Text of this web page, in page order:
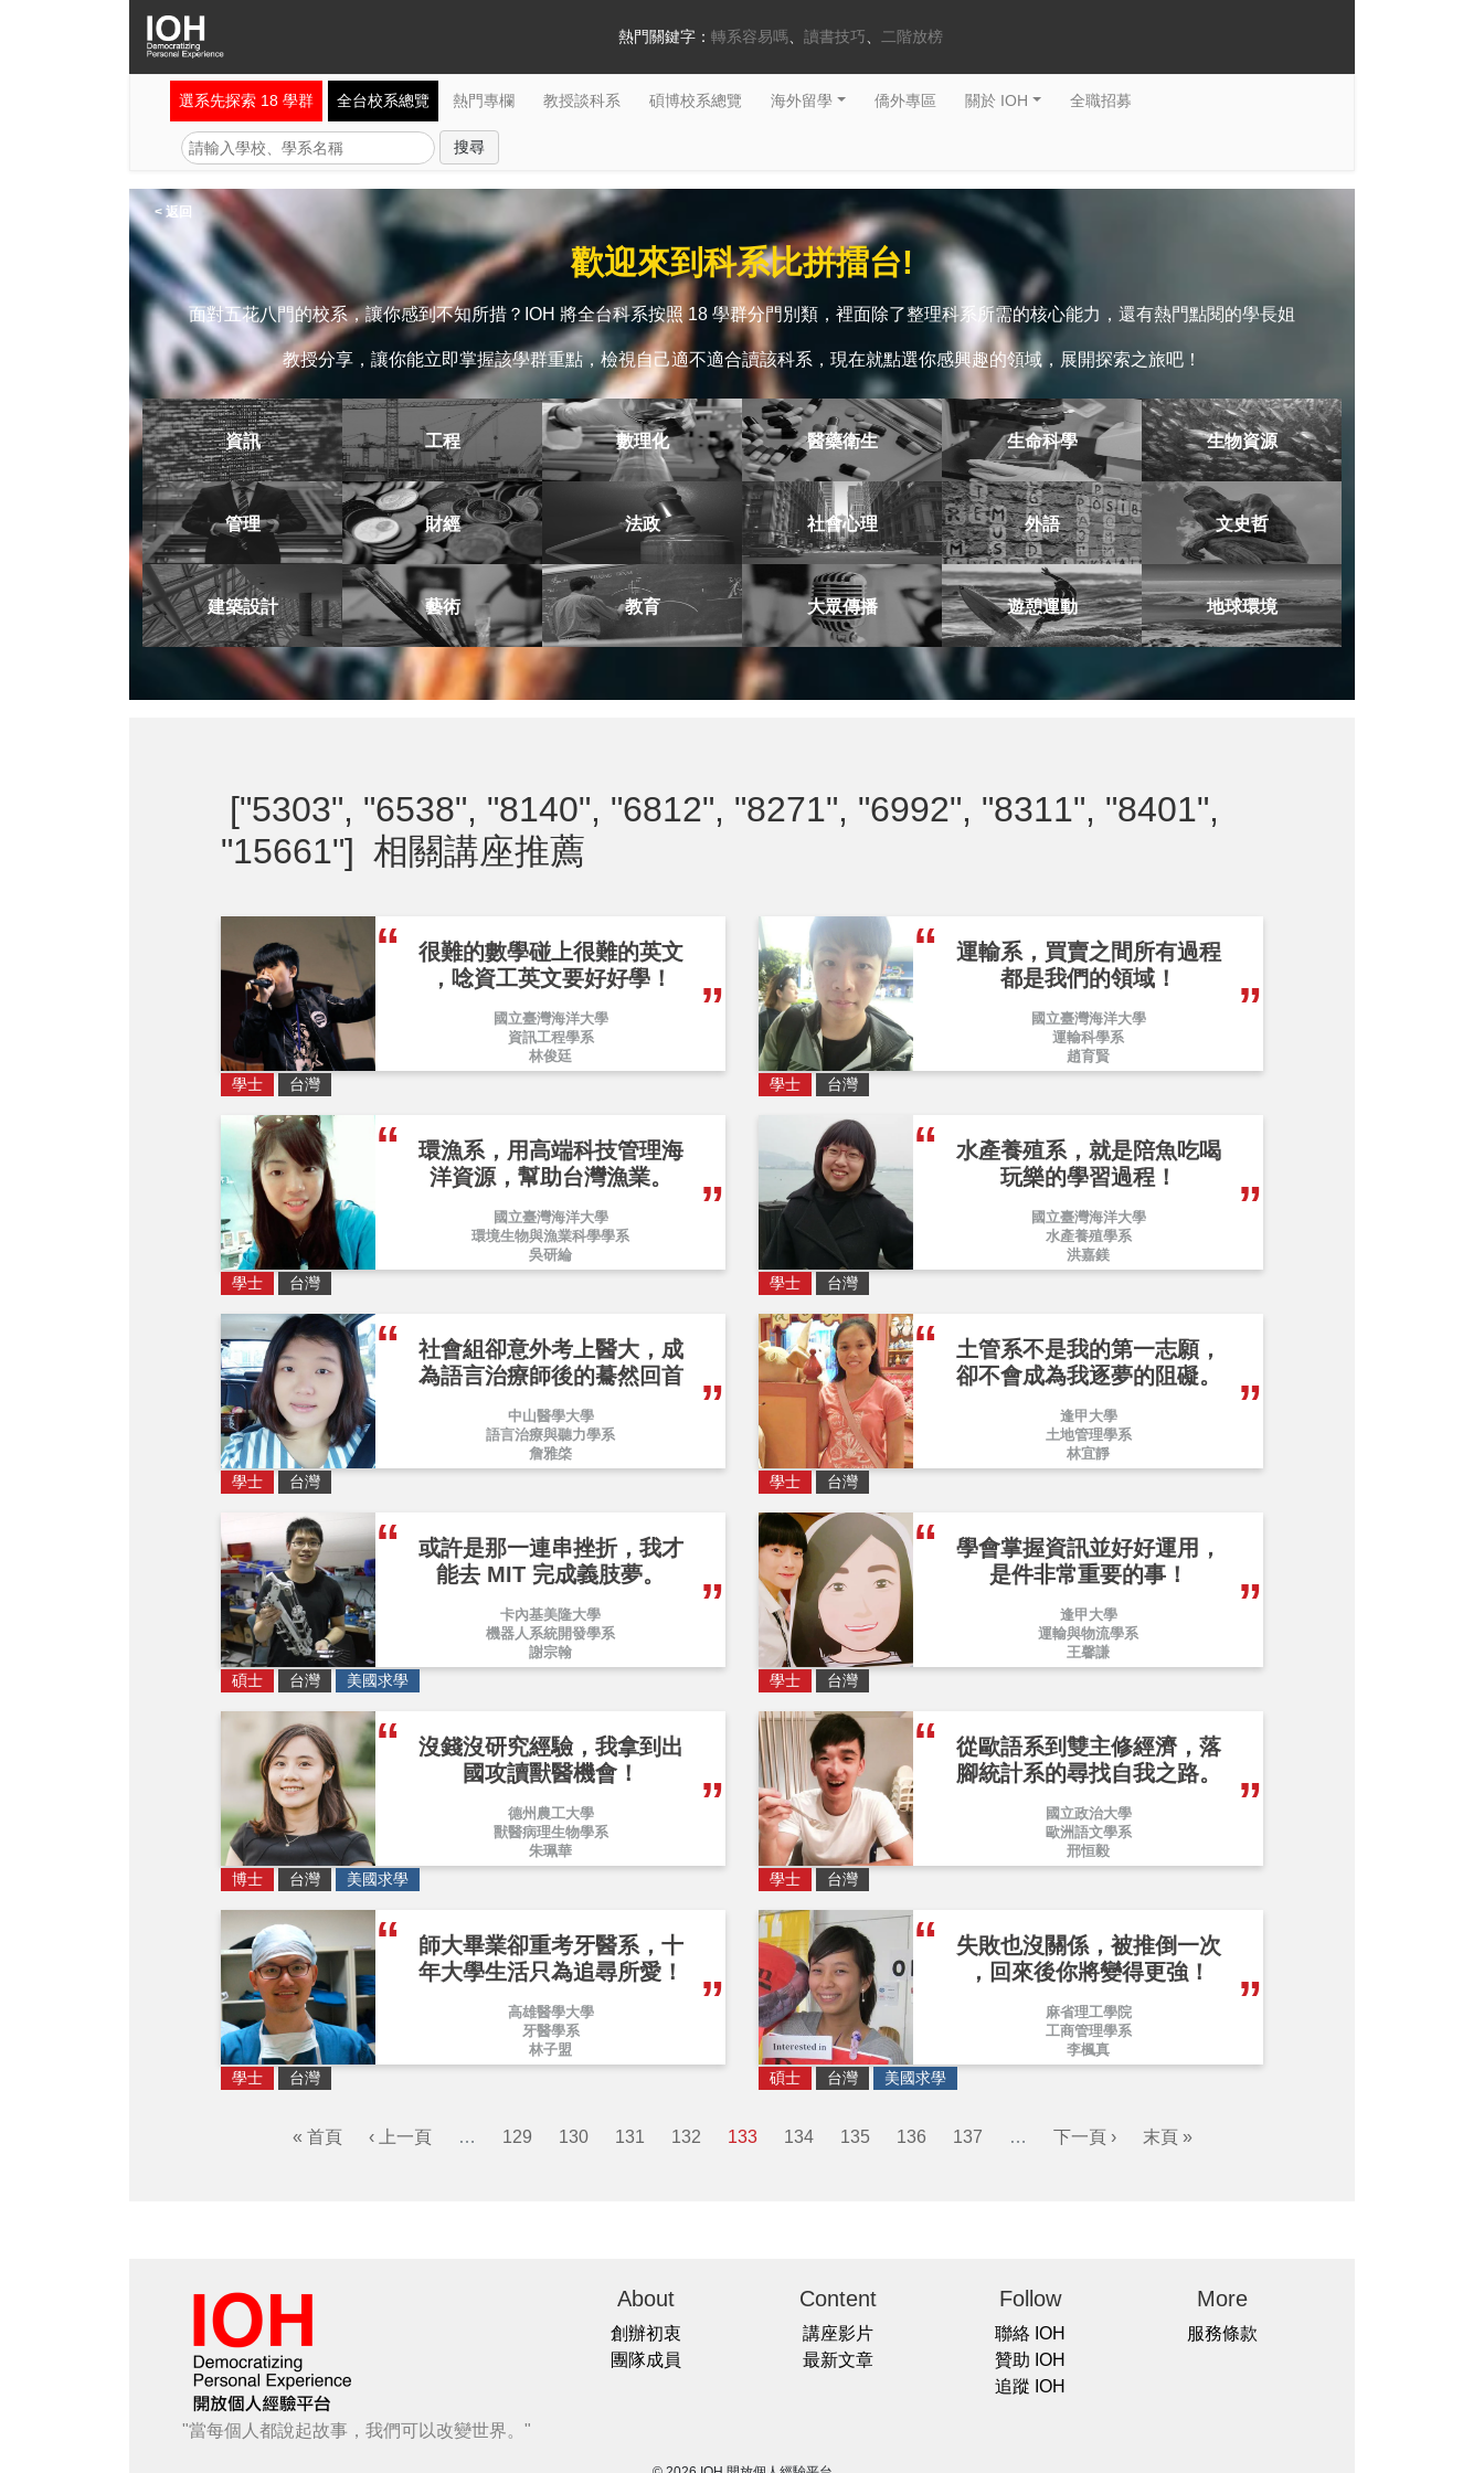
熱門關鍵字： 轉系容易嗎 讀書技巧 二階放榜
選系先探索 18 學群 全台校系總覽 熱門專欄 教授談科系 碩博校系總覽 海外留學 僑外專區 關於 IOH 全職招募
< 返回
歡迎來到科系比拼擂台!
面對五花八門的校系，讓你感到不知所措？IOH 將全台科系按照 18 學群分門別類，裡面除了整理科系所需的核心能力，還有熱門點閱的學長姐
教授分享，讓你能立即掌握該學群重點，檢視自己適不適合讀該科系，現在就點選你感興趣的領域，展開探索之旅吧！
資訊 工程 數理化 醫藥衛生 生命科學 生物資源
管理 財經 法政 社會心理 外語 文史哲
建築設計 藝術 教育 大眾傳播 遊憩運動 地球環境
["5303", "6538", "8140", "6812", "8271", "6992", "8311", "8401",
"15661"] 相關講座推薦
很難的數學碰上很難的英文
，唸資工英文要好好學！
國立臺灣海洋大學
資訊工程學系
林俊廷
學士 台灣
運輸系，買賣之間所有過程
都是我們的領域！
國立臺灣海洋大學
運輸科學系
趙育賢
學士 台灣
環漁系，用高端科技管理海
洋資源，幫助台灣漁業。
國立臺灣海洋大學
環境生物與漁業科學學系
吳研綸
學士 台灣
水產養殖系，就是陪魚吃喝
玩樂的學習過程！
國立臺灣海洋大學
水產養殖學系
洪嘉鎂
學士 台灣
社會組卻意外考上醫大，成
為語言治療師後的驀然回首
中山醫學大學
語言治療與聽力學系
詹雅棨
學士 台灣
土管系不是我的第一志願，
卻不會成為我逐夢的阻礙。
逢甲大學
土地管理學系
林宜靜
學士 台灣
或許是那一連串挫折，我才
能去 MIT 完成義肢夢。
卡內基美隆大學
機器人系統開發學系
謝宗翰
碩士 台灣 美國求學
學會掌握資訊並好好運用，
是件非常重要的事！
逢甲大學
運輸與物流學系
王馨謙
學士 台灣
沒錢沒研究經驗，我拿到出
國攻讀獸醫機會！
德州農工大學
獸醫病理生物學系
朱珮華
博士 台灣 美國求學
從歐語系到雙主修經濟，落
腳統計系的尋找自我之路。
國立政治大學
歐洲語文學系
邢恒毅
學士 台灣
師大畢業卻重考牙醫系，十
年大學生活只為追尋所愛！
高雄醫學大學
牙醫學系
林子盟
學士 台灣
失敗也沒關係，被推倒一次
，回來後你將變得更強！
麻省理工學院
工商管理學系
李楓真
碩士 台灣 美國求學
« 首頁 ‹ 上一頁 … 129 130 131 132 133 134 135 136 137 … 下一頁 › 末頁 »
"當每個人都說起故事，我們可以改變世界。"
About
創辦初衷
團隊成員
Content
講座影片
最新文章
Follow
聯絡 IOH
贊助 IOH
追蹤 IOH
More
服務條款